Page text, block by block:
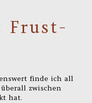
Frust-
finde ich all
zwischen
hat.